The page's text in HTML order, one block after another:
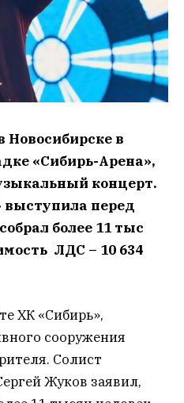
Новосибирске в
«Сибирь-Арена»,
концерт.
выступила перед
более 11 тыс
ЛДС – 10 634
ХК «Сибирь»,
сооружения
Солист
Жуков заявил,